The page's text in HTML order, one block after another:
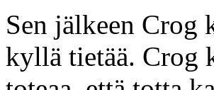
Sen jälkeen Crog
kyllä tietää. Crog